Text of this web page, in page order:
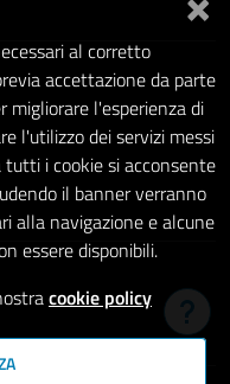
al corretto
accettazione da parte
migliorare l'esperienza di
l'utilizzo dei servizi messi
tutti i cookie si acconsente
il banner verranno
alla navigazione e alcune
essere disponibili.
cookie policy
Hai